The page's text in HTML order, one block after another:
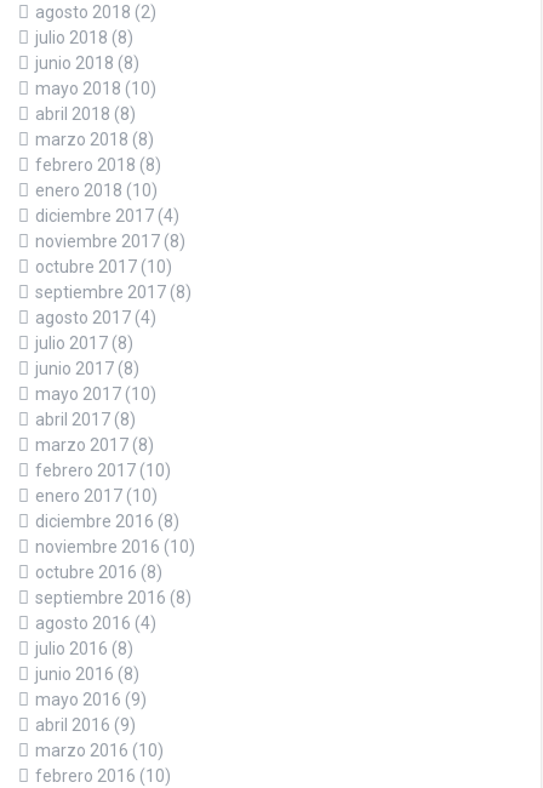
agosto 2018 (2)
julio 2018 (8)
junio 2018 (8)
mayo 2018 (10)
abril 2018 (8)
marzo 2018 (8)
febrero 2018 (8)
enero 2018 (10)
diciembre 2017 (4)
noviembre 2017 (8)
octubre 2017 (10)
septiembre 2017 (8)
agosto 2017 (4)
julio 2017 (8)
junio 2017 (8)
mayo 2017 (10)
abril 2017 (8)
marzo 2017 (8)
febrero 2017 (10)
enero 2017 (10)
diciembre 2016 (8)
noviembre 2016 (10)
octubre 2016 (8)
septiembre 2016 (8)
agosto 2016 (4)
julio 2016 (8)
junio 2016 (8)
mayo 2016 (9)
abril 2016 (9)
marzo 2016 (10)
febrero 2016 (10)